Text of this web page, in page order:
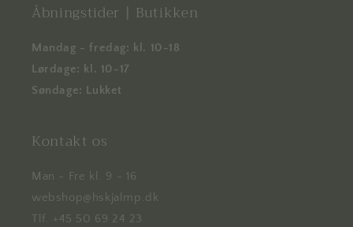
Åbningstider | Butikken
Mandag - fredag: kl. 10-18
Lørdage: kl. 10-17
Søndage: Lukket
Kontakt os
Man - Fre kl. 9 - 16
webshop@hskjalmp.dk
Tlf. +45 50 69 24 23